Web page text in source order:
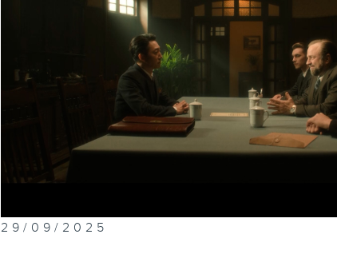
假
第
出
29/09/2025